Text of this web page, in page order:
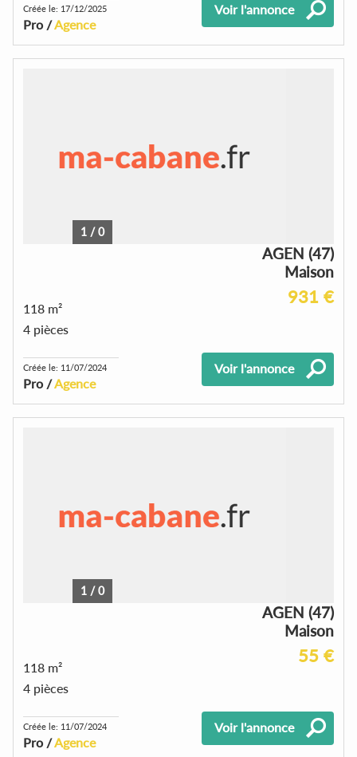
Créée le: 17/12/2025
Pro /Agence
Voir l'annonce
1 /0
AGEN (47)
Maison
931 €
118 m²
4 pièces
Créée le: 11/07/2024
Pro /Agence
Voir l'annonce
1 /0
AGEN (47)
Maison
55 €
118 m²
4 pièces
Créée le: 11/07/2024
Pro /Agence
Voir l'annonce